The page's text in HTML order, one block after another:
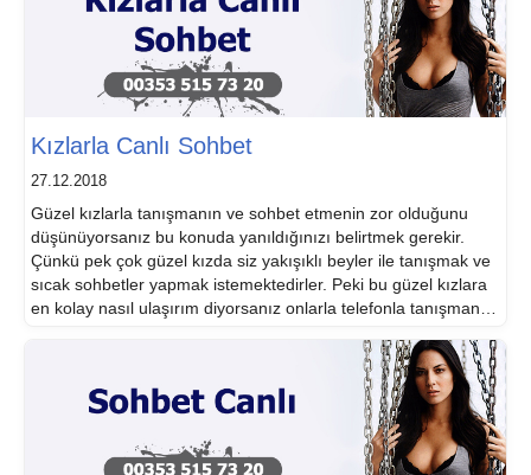
Kızlarla Canlı Sohbet
27.12.2018
Güzel kızlarla tanışmanın ve sohbet etmenin zor olduğunu
düşünüyorsanız bu konuda yanıldığınızı belirtmek gerekir.
Çünkü pek çok güzel kızda siz yakışıklı beyler ile tanışmak ve
sıcak sohbetler yapmak istemektedirler. Peki bu güzel kızlara
en kolay nasıl ulaşırım diyorsanız onlarla telefonla tanışmanız